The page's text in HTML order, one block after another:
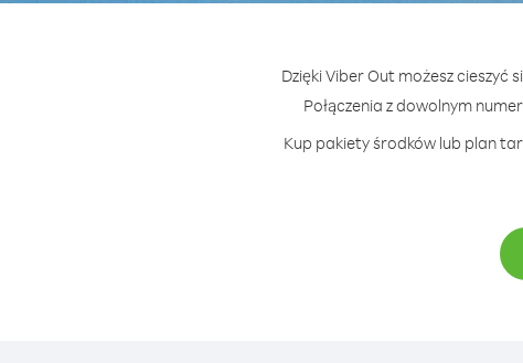
Dzięki Viber Out możesz cieszyć
Połączenia z dowolnym
Kup pakiety środków lub plan